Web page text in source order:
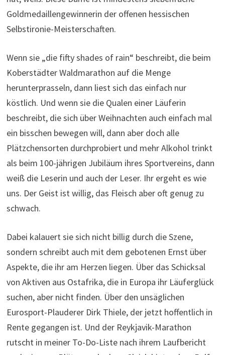
Goldmedaillengewinnerin der offenen hessischen
Selbstironie-Meisterschaften.
Wenn sie „die fifty shades of rain“ beschreibt, die beim
Koberstädter Waldmarathon auf die Menge
herunterprasseln, dann liest sich das einfach nur
köstlich. Und wenn sie die Qualen einer Läuferin
beschreibt, die sich über Weihnachten auch einfach mal
ein bisschen bewegen will, dann aber doch alle
Plätzchensorten durchprobiert und mehr Alkohol trinkt
als beim 100-jährigen Jubiläum ihres Sportvereins, dann
weiß die Leserin und auch der Leser. Ihr ergeht es wie
uns. Der Geist ist willig, das Fleisch aber oft genug zu
schwach.
Dabei kalauert sie sich nicht billig durch die Szene,
sondern schreibt auch mit dem gebotenen Ernst über
Aspekte, die ihr am Herzen liegen. Über das Schicksal
von Aktiven aus Ostafrika, die in Europa ihr Läuferglück
suchen, aber nicht finden. Über den unsäglichen
Eurosport-Plauderer Dirk Thiele, der jetzt hoffentlich in
Rente gegangen ist. Und der Reykjavik-Marathon
rutscht in meiner To-Do-Liste nach ihrem Laufbericht